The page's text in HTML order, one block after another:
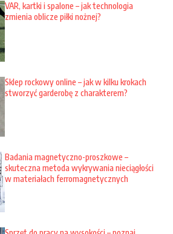
VAR, kartki i spalone – jak technologia
zmienia oblicze piłki nożnej?
Sklep rockowy online – jak w kilku krokach
stworzyć garderobę z charakterem?
Badania magnetyczno-proszkowe –
skuteczna metoda wykrywania nieciągłości
w materiałach ferromagnetycznych